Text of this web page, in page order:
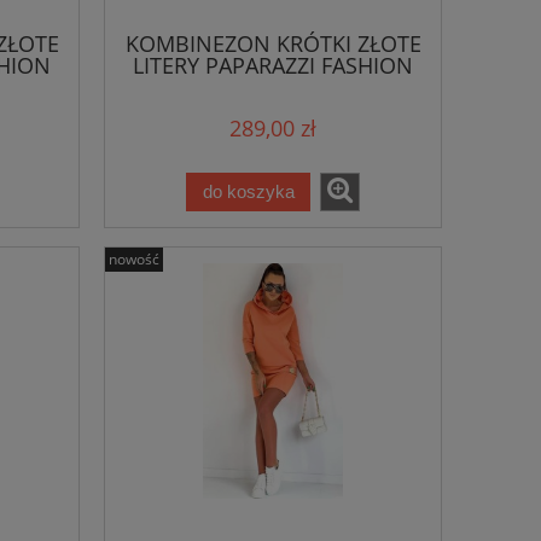
KOMBINEZON KRÓTKI ZŁOTE
LITERY PAPARAZZI FASHION
289,00 zł
do koszyka
nowość